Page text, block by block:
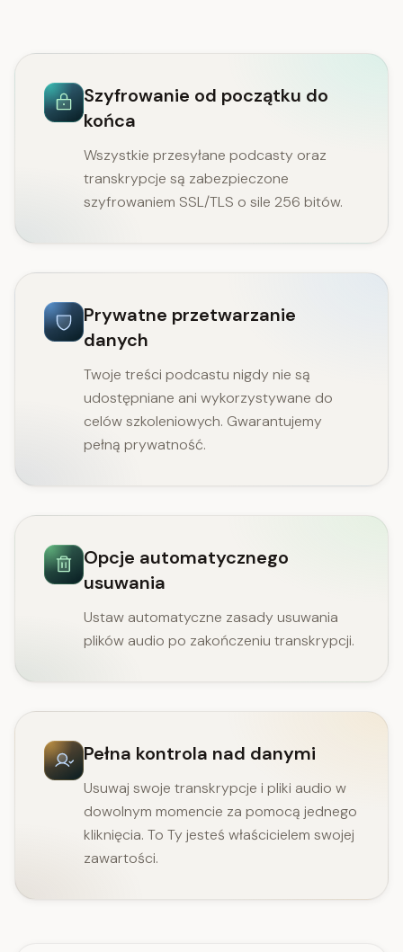
Szyfrowanie od początku do
końca
Wszystkie przesyłane podcasty oraz
transkrypcje są zabezpieczone
szyfrowaniem SSL/TLS o sile 256 bitów.
Prywatne przetwarzanie
danych
Twoje treści podcastu nigdy nie są
udostępniane ani wykorzystywane do
celów szkoleniowych. Gwarantujemy
pełną prywatność.
Opcje automatycznego
usuwania
Ustaw automatyczne zasady usuwania
plików audio po zakończeniu transkrypcji.
Pełna kontrola nad danymi
Usuwaj swoje transkrypcje i pliki audio w
dowolnym momencie za pomocą jednego
kliknięcia. To Ty jesteś właścicielem swojej
zawartości.